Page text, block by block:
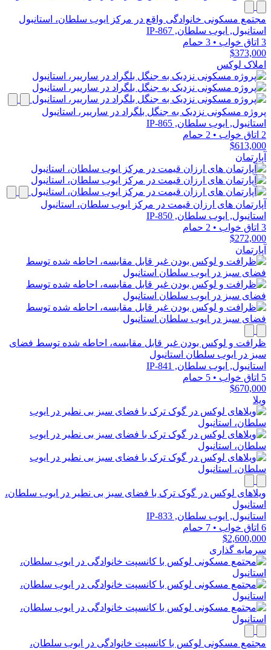
مجتمع مسکونی خانوادگی واقع در مرکز ایوب سلطان، استانبول
استانبول, ایوب سلطان, IP-867
3 اتاق خواب
• 3 حمام
$373,000
املاک لوکس
پروژه مسکونی نزدیک به جنگل بلگراد در سارییر، استانبول
استانبول, ایوب سلطان, IP-865
2 اتاق خواب
• 2 حمام
$613,000
آپارتمان
آپارتمان های ارزان قیمت در مرکز ایوب سلطان، استانبول
استانبول, ایوب سلطان, IP-850
3 اتاق خواب
• 2 حمام
$272,000
آپارتمان
ظرافت و لوکس بودن غیر قابل مقایسه، احاطه شده توسط فضای
سبز در ایوب سلطان استانبول
استانبول, ایوب سلطان, IP-841
5 اتاق خواب
• 5 حمام
$670,000
ویلا
ویلاهای لوکس در گوک ترک با فضای سبز بی نطیر در ایوب سلطان،
استانبول
استانبول, ایوب سلطان, IP-833
6 اتاق خواب
• 7 حمام
$2,600,000
سرمایه گذاری
مجتمع مسکونی لوکس با کانسپت خانوادگی در ایوب سلطان،